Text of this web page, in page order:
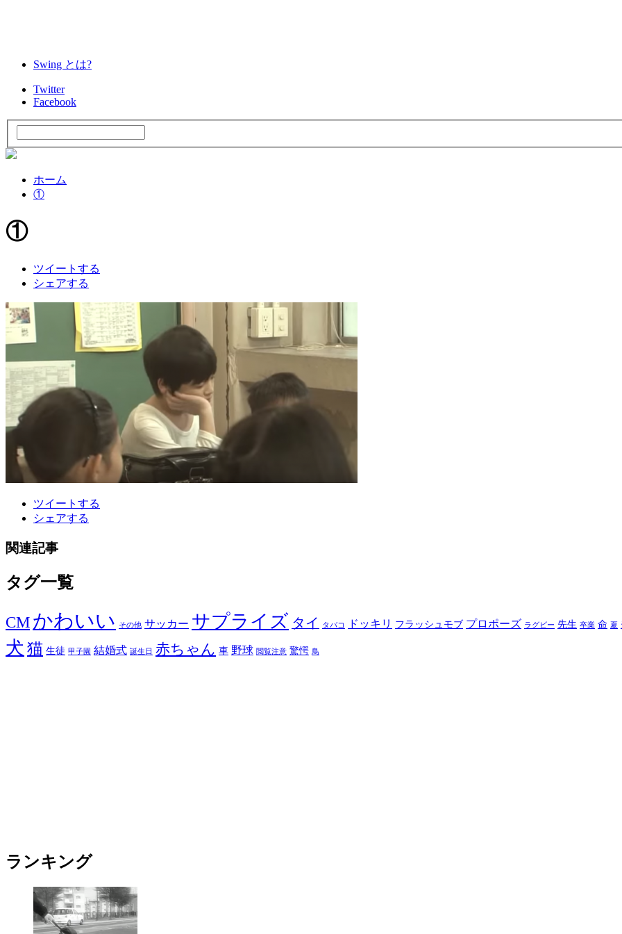
Swing とは?
Twitter
Facebook
ホーム
①
①
ツイートする
シェアする
ツイートする
シェアする
関連記事
タグ一覧
CM かわいい その他 サッカー サプライズ タイ タバコ ドッキリ フラッシュモブ プロポーズ ラグビー 先生 卒業 命 夏
犬 猫 生徒 甲子園 結婚式 誕生日 赤ちゃん 車 野球 閲覧注意 驚愕 鳥
ランキング